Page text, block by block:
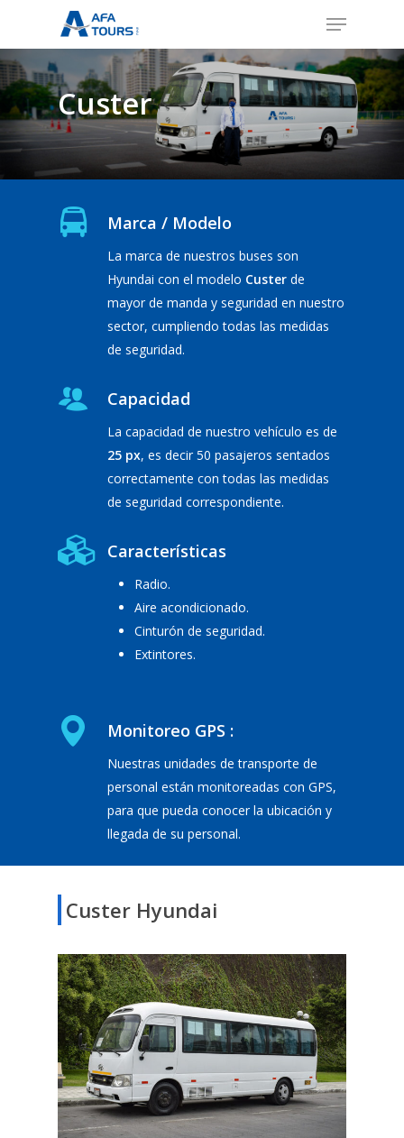
main
content
Menu
Custer
Marca / Modelo
La marca de nuestros buses son
Hyundai con el modelo Custer de
mayor de manda y seguridad en nuestro
sector, cumpliendo todas las medidas
de seguridad.
Capacidad
La capacidad de nuestro vehículo es de
25 px, es decir 50 pasajeros sentados
correctamente con todas las medidas
de seguridad correspondiente.
Características
Radio.
Aire acondicionado.
Cinturón de seguridad.
Extintores.
Monitoreo GPS :
Nuestras unidades de transporte de
personal están monitoreadas con GPS,
para que pueda conocer la ubicación y
llegada de su personal.
Custer Hyundai
Close
Menu